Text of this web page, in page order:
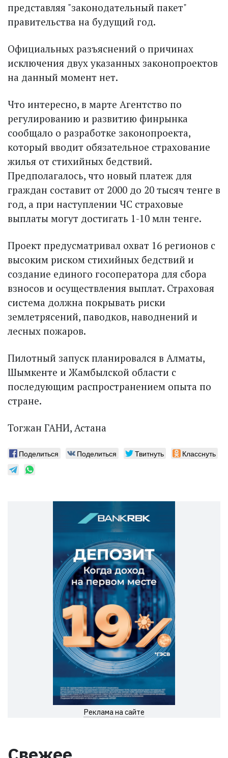
представляя "законодательный пакет"
правительства на будущий год.
Официальных разъяснений о причинах
исключения двух указанных законопроектов
на данный момент нет.
Что интересно, в марте Агентство по
регулированию и развитию финрынка
сообщало о разработке законопроекта,
который вводит обязательное страхование
жилья от стихийных бедствий.
Предполагалось, что новый платеж для
граждан составит от 2000 до 20 тысяч тенге в
год, а при наступлении ЧС страховые
выплаты могут достигать 1-10 млн тенге.
Проект предусматривал охват 16 регионов с
высоким риском стихийных бедствий и
создание единого госоператора для сбора
взносов и осуществления выплат. Страховая
система должна покрывать риски
землетрясений, паводков, наводнений и
лесных пожаров.
Пилотный запуск планировался в Алматы,
Шымкенте и Жамбылской области с
последующим распространением опыта по
стране.
Тогжан ГАНИ, Астана
Поделиться Поделиться Твитнуть Класснуть
Реклама на сайте